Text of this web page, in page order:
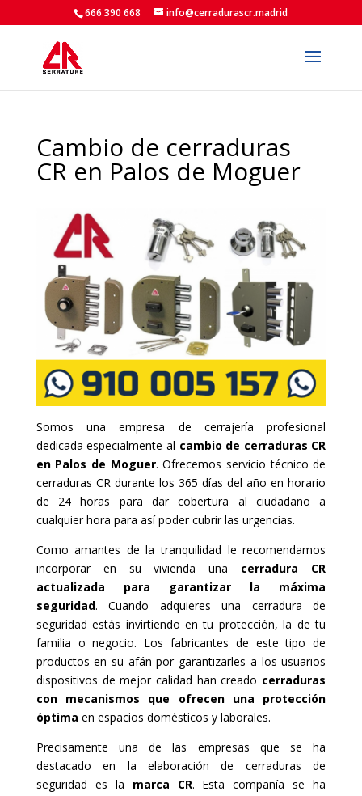
666 390 668 info@cerradurascr.madrid
Cambio de cerraduras
CR en Palos de Moguer
Somos una empresa de cerrajería profesional
dedicada especialmente al cambio de cerraduras CR
en Palos de Moguer. Ofrecemos servicio técnico de
cerraduras CR durante los 365 días del año en horario
de 24 horas para dar cobertura al ciudadano a
cualquier hora para así poder cubrir las urgencias.
Como amantes de la tranquilidad le recomendamos
incorporar en su vivienda una cerradura CR
actualizada para garantizar la máxima
seguridad. Cuando adquieres una cerradura de
seguridad estás invirtiendo en tu protección, la de tu
familia o negocio. Los fabricantes de este tipo de
productos en su afán por garantizarles a los usuarios
dispositivos de mejor calidad han creado cerraduras
con mecanismos que ofrecen una protección
óptima en espacios domésticos y laborales.
Precisamente una de las empresas que se ha
destacado en la elaboración de cerraduras de
seguridad es la marca CR. Esta compañía se ha